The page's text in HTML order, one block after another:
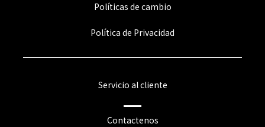
Políticas de cambio
Política de Privacidad
Servicio al cliente
Contactenos